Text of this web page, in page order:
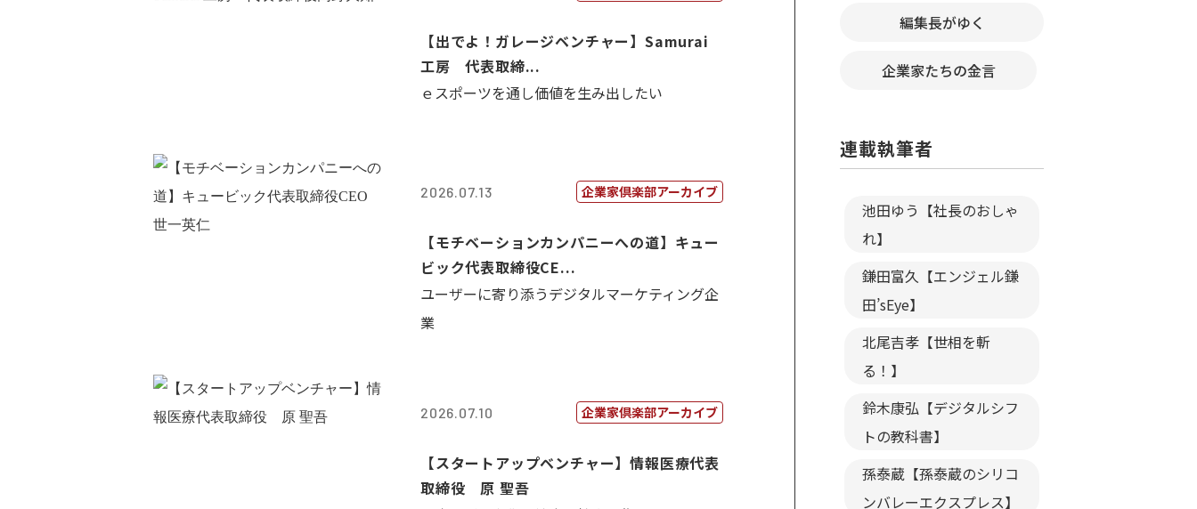
【出でよ！ガレージベンチャー】Samurai
工房 代表取締...
ｅスポーツを通し価値を生み出したい
2026.07.13 企業家倶楽部アーカイブ
【モチベーションカンパニーへの道】キュー
ビック代表取締役CE...
ユーザーに寄り添うデジタルマーケティング企
業
2026.07.10 企業家倶楽部アーカイブ
【スタートアップベンチャー】情報医療代表
取締役 原 聖吾
編集長がゆく
企業家たちの金言
連載執筆者
池田ゆう【社長のおしゃ
れ】
鎌田富久【エンジェル鎌
田’sEye】
北尾吉孝【世相を斬
る！】
鈴木康弘【デジタルシフ
トの教科書】
孫泰蔵【孫泰蔵のシリコ
ンバレーエクスプレス】